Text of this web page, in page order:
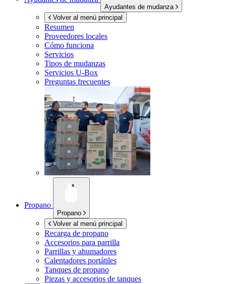
Ayudantes de mudanza
Volver al menú principal
Resumen
Proveedores locales
Cómo funciona
Servicios
Tipos de mudanzas
Servicios U-Box
Preguntas frecuentes
Propano
Propano
Volver al menú principal
Recarga de propano
Accesorios para parrilla
Parrillas y ahumadores
Calentadores portátiles
Tanques de propano
Piezas y accesorios de tanques